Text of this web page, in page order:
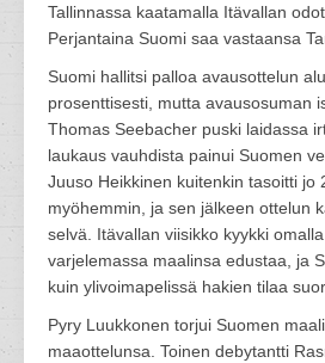
Tallinnassa kaatamalla Itävallan
Perjantaina Suomi saa vastaansa
Suomi hallitsi palloa avausottelun
prosenttisesti, mutta avausosuman
Thomas Seebacher puski laidassa
laukaus vauhdista painui Suomen
Juuso Heikkinen kuitenkin tasoitti jo
myöhemmin, ja sen jälkeen ottelun
selvä. Itävallan viisikko kyykki
varjelemassa maalinsa edustaa, ja
kuin ylivoimapelissä hakien tilaa
Pyry Luukkonen torjui Suomen
maaottelunsa. Toinen debytantti